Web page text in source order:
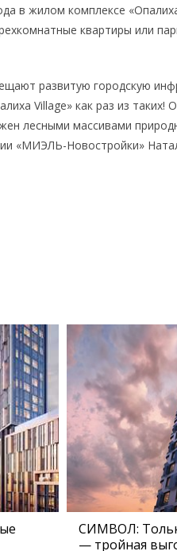
в жилом комплексе
квартиры или
развитую городскую
Village» как раз из таких!
лесными массивами
«МИЭЛЬ-Новостройки»
СИМВОЛ:
— тройная